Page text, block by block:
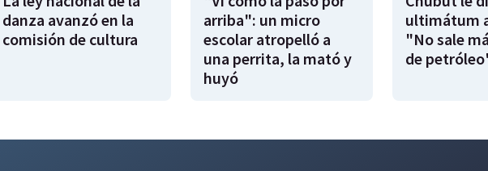
danza avanzó en la
comisión de cultura
arriba": un micro
escolar atropelló a
una perrita, la mató y
huyó
ultimátum
"No sale
de